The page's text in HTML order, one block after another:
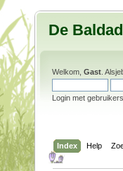
De
Welkom, Gast .
Login met
Index Help